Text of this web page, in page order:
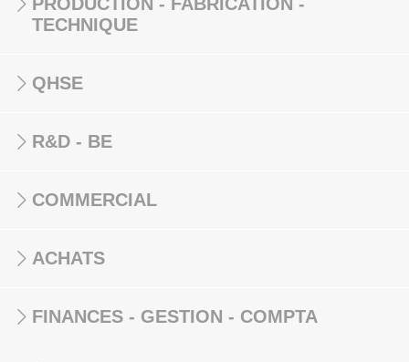
TECHNIQUE
QHSE
R&D - BE
COMMERCIAL
ACHATS
FINANCES - GESTION - COMPTA